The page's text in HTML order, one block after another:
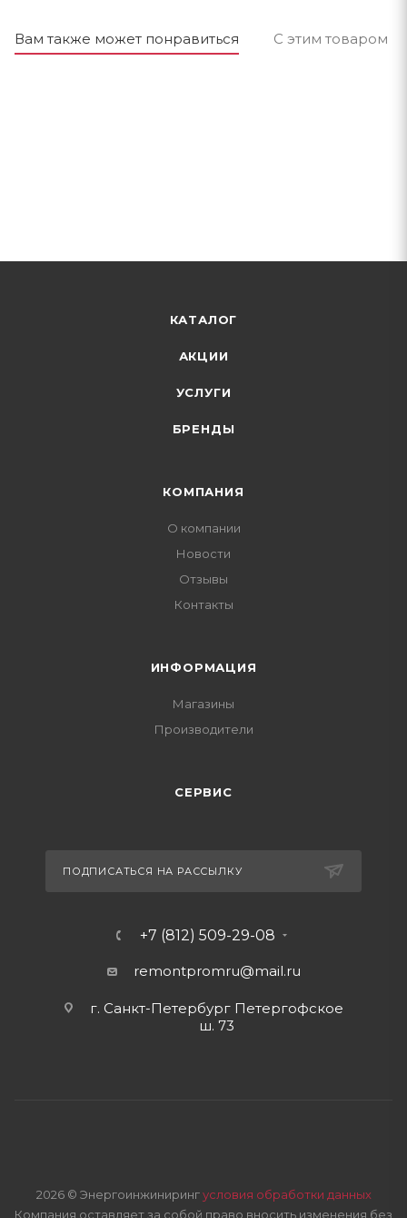
Вам также может понравиться С этим товаром
КАТАЛОГ
АКЦИИ
УСЛУГИ
БРЕНДЫ
КОМПАНИЯ
О компании
Новости
Отзывы
Контакты
ИНФОРМАЦИЯ
Магазины
Производители
СЕРВИС
ПОДПИСАТЬСЯ НА РАССЫЛКУ
+7 (812) 509-29-08
remontpromru@mail.ru
г. Санкт-Петербург Петергофское
ш. 73
2026 © Энергоинжинирингусловия обработки данных
Компания оставляет за собой право вносить изменения без